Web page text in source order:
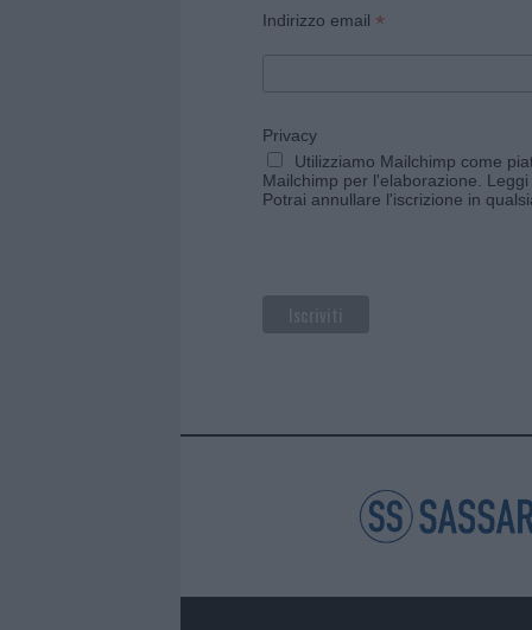
Indirizzo email *
Privacy
Utilizziamo Mailchimp come
Mailchimp per l'elaborazione.
Potrai annullare l'iscrizione in